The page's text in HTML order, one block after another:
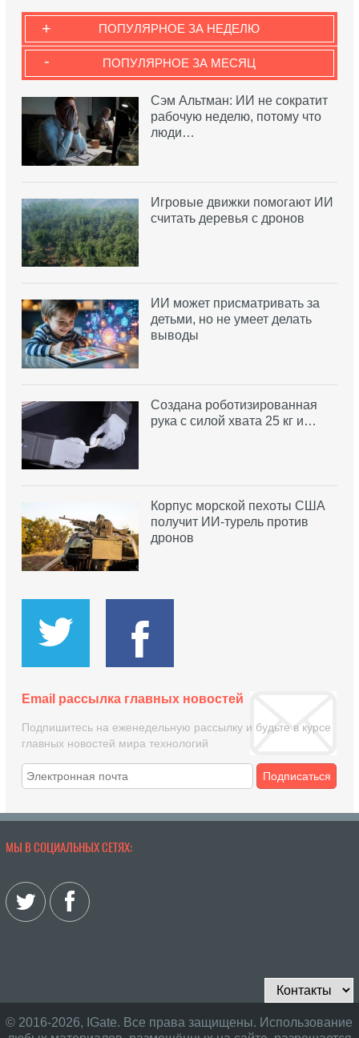
ПОПУЛЯРНОЕ ЗА НЕДЕЛЮ
+
ПОПУЛЯРНОЕ ЗА МЕСЯЦ
-
Сэм Альтман: ИИ не сократит
рабочую неделю, потому что
люди…
Игровые движки помогают ИИ
считать деревья с дронов
ИИ может присматривать за
детьми, но не умеет делать
выводы
Создана роботизированная
рука с силой хвата 25 кг и…
Корпус морской пехоты США
получит ИИ-турель против
дронов
Email рассылка главных новостей
Подпишитесь на еженедельную рассылку и будьте в курсе
главных новостей мира технологий
Подписаться
МЫ В СОЦИАЛЬНЫХ СЕТЯХ:
© 2016-2026, IGate. Все права защищены. Использование